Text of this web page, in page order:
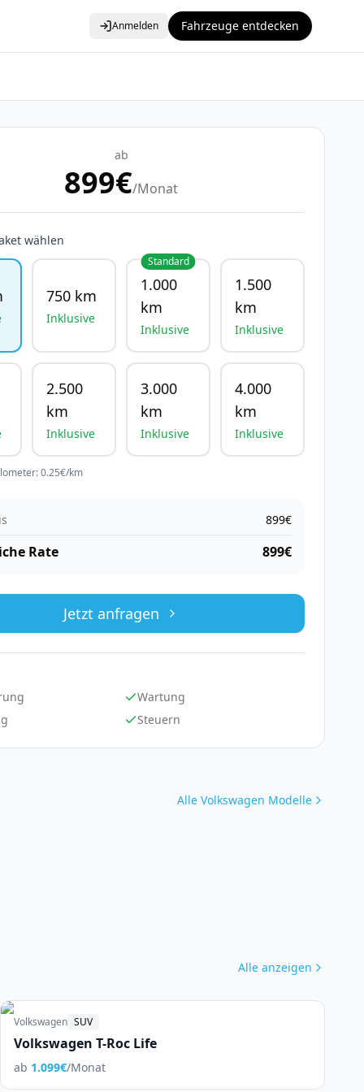
Anmelden Fahrzeuge entdecken
ab
899€/Monat
wählen
750 km
Inklusive
Standard
1.000
km
Inklusive
1.500
km
Inklusive
2.500
km
Inklusive
3.000
km
Inklusive
4.000
km
Inklusive
0.25€/km
899€
Rate 899€
Jetzt anfragen
Wartung
Steuern
Alle Volkswagen Modelle
Alle anzeigen
Volkswagen SUV
Volkswagen T-Roc Life
ab 1.099€/Monat